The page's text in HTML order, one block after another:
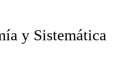
y Sistemática